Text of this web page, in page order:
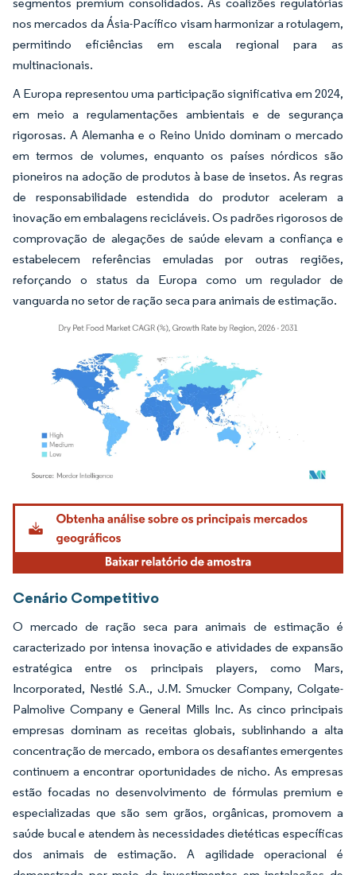
nos mercados da Ásia-Pacífico visam harmonizar a rotulagem,
permitindo eficiências em escala regional para as
multinacionais.
A Europa representou uma participação significativa em 2024,
em meio a regulamentações ambientais e de segurança
rigorosas. A Alemanha e o Reino Unido dominam o mercado
em termos de volumes, enquanto os países nórdicos são
pioneiros na adoção de produtos à base de insetos. As regras
de responsabilidade estendida do produtor aceleram a
inovação em embalagens recicláveis. Os padrões rigorosos de
comprovação de alegações de saúde elevam a confiança e
estabelecem referências emuladas por outras regiões,
reforçando o status da Europa como um regulador de
vanguarda no setor de ração seca para animais de estimação.
Imagem © Mordor Intelligence. O reuso requer atribuição conforme CC BY 4.0.
Cenário Competitivo
O mercado de ração seca para animais de estimação é
caracterizado por intensa inovação e atividades de expansão
estratégica entre os principais players, como Mars,
Incorporated, Nestlé S.A., J.M. Smucker Company, Colgate-
Palmolive Company e General Mills Inc. As cinco principais
empresas dominam as receitas globais, sublinhando a alta
concentração de mercado, embora os desafiantes emergentes
continuem a encontrar oportunidades de nicho. As empresas
estão focadas no desenvolvimento de fórmulas premium e
especializadas que são sem grãos, orgânicas, promovem a
saúde bucal e atendem às necessidades dietéticas específicas
dos animais de estimação. A agilidade operacional é